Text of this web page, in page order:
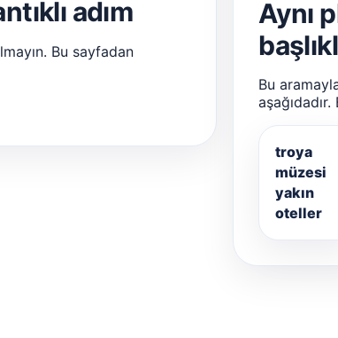
adım
Bu sayfadan
Aynı
Bu
troya
müzesi
yakın
oteller